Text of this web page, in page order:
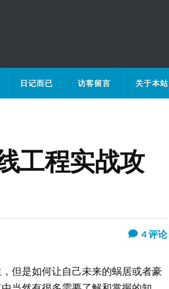
日记而已 访客留言 关于本站
工程实战攻
4评论
是如何让自己未来的蜗居或者豪